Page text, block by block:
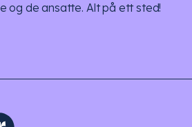
og de ansatte. Alt på ett sted!